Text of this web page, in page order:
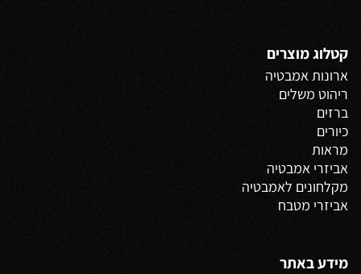
קטלוג מוצרים
ארונות אמבטיה
ריהוט משלים
ברזים
כיורים
מראות
אביזרי אמבטיה
מקלחונים לאמבטיה
אביזרי מטבח
מידע באתר